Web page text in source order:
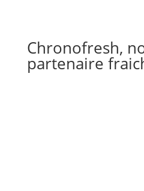
Chronofresh,
partenaire